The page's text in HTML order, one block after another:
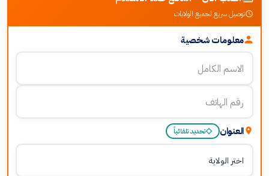
توصيل سريع لجميع الولايات
معلومات شخصية
العنوان تحديد تلقائياً